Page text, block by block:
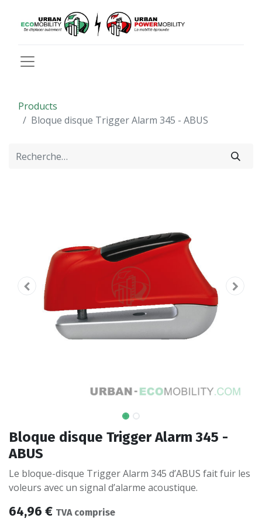
Products
Bloque disque Trigger Alarm 345 - ABUS
Bloque disque Trigger Alarm 345 -
ABUS
Le bloque-disque Trigger Alarm 345 d’ABUS fait fuir les
voleurs avec un signal d’alarme acoustique.
64,96 € TVA comprise